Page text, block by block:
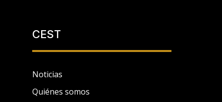
CEST
Noticias
Quiénes somos